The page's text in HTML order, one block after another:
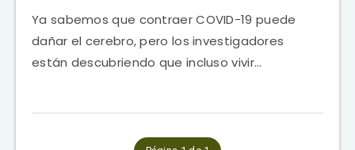
Ya sabemos que contraer COVID-19 puede
dañar el cerebro, pero los investigadores
están descubriendo que incluso vivir…